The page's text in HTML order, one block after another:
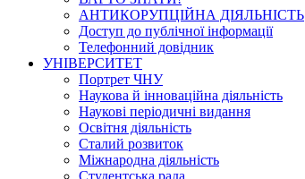
АНТИКОРУПЦІЙНА ДІЯЛЬНІСТЬ
Доступ до публічної інформації
Телефонний довідник
УНІВЕРСИТЕТ
Портрет ЧНУ
Наукова й інноваційна діяльність
Наукові періодичні видання
Освітня діяльність
Сталий розвиток
Міжнародна діяльність